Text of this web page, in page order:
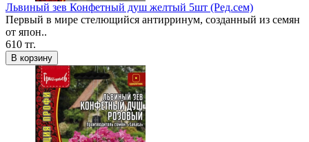
Львиный зев Конфетный душ желтый 5шт (Ред.сем)
Первый в мире стелющийся антирринум, созданный из семян
от япон..
610 тг.
В корзину